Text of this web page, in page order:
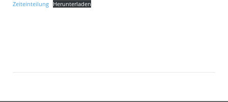
Zeiteinteilung Herunterladen